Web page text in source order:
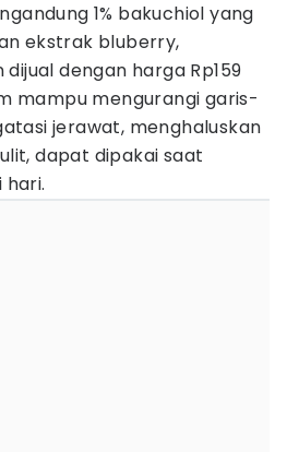
1% bakuchiol yang
ekstrak bluberry,
dengan harga Rp159
mampu mengurangi garis-
jerawat, menghaluskan
dapat dipakai saat